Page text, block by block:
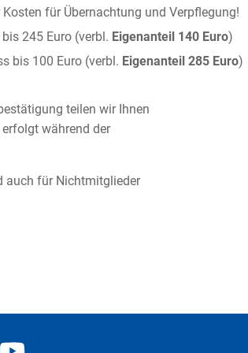
Kosten für Übernachtung und Verpflegung!
245 Euro (verbl. Eigenanteil 140 Euro)
bis 100 Euro (verbl. Eigenanteil 285 Euro)
teilen wir Ihnen
während der
auch für Nichtmitglieder